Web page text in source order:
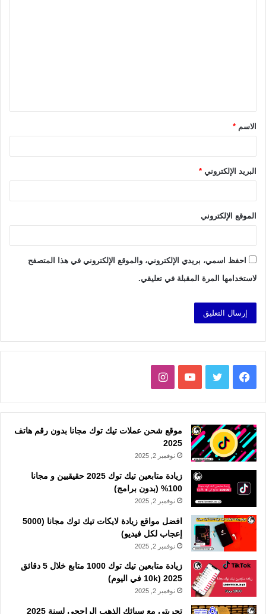
ق
*الاسم *
البريد الإلكتروني *
الموقع الإلكتروني
احفظ اسمي، بريدي الإلكتروني، والموقع الإلكتروني في هذا المتصفح
لاستخدامها المرة المقبلة في تعليقي.
فيسبوك تويتر يوتيوبانستقرام
موقع شحن عملات تيك توك مجانا بدون رقم هاتف
2025
نوفمبر 2, 2025
زيادة متابعين تيك توك 2025 حقيقيين و مجانا
100% (بدون برامج)
نوفمبر 2, 2025
افضل مواقع زيادة لايكات تيك توك مجانا (5000
إعجاب لكل فيديو)
نوفمبر 2, 2025
زيادة متابعين تيك توك 1000 متابع خلال 5 دقائق
2025 (10k في اليوم)
نوفمبر 2, 2025
تجربتي مع سبائك الذهب الراجحي لسنة 2025